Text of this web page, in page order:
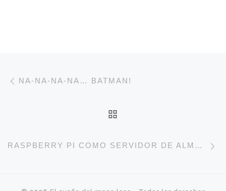
Navegación de entradas
NA-NA-NA-NA… BATMAN!
RASPBERRY PI COMO SERVIDOR DE ALMACENAMIENTO